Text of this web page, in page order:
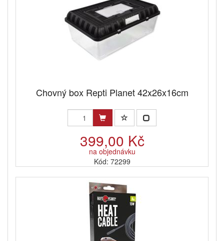
Chovný box Repti Planet 42x26x16cm
399,00 Kč
na objednávku
Kód: 72299